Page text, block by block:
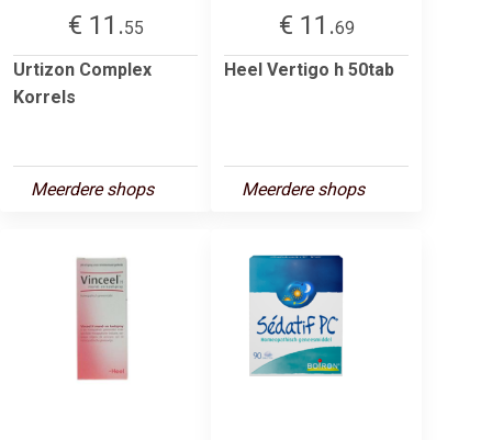
€ 11.55
Urtizon Complex
Korrels
Meerdere shops
€ 11.69
Heel Vertigo h 50tab
Meerdere shops